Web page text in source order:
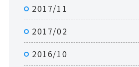
2017/11
2017/02
2016/10